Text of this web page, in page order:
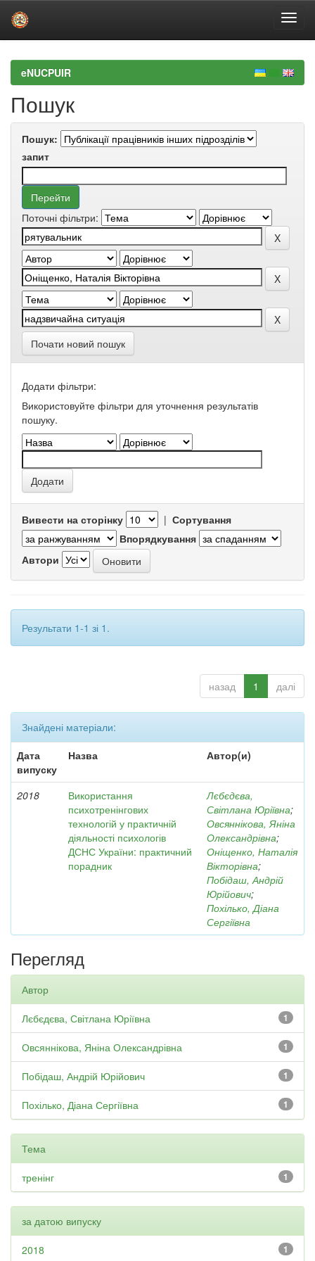
navigationeNUCPUIR
Пошук
Пошук:
запит
Поточні фільтри:
Почати новий пошук
Додати фільтри:
Використовуйте фільтри для уточнення результатів
пошуку.
Вивести на сторінку | Сортування
Впорядкування
Автори
Результати 1-1 зі 1.
назад 1 далі
Знайдені матеріали:
Дата
випуску
Назва Автор(и)
2018
Використання
психотренінгових
технологій у практичній
діяльності психологів
ДСНС України: практичний
порадник
Лєбєдєва,
Світлана Юріївна;
Овсяннікова, Яніна
Олександрівна;
Оніщенко, Наталія
Вікторівна;
Побідаш, Андрій
Юрійович;
Похілько, Діана
Сергіївна
Перегляд
Автор
1
Лєбєдєва, Світлана Юріївна
1
Овсяннікова, Яніна Олександрівна
1
Побідаш, Андрій Юрійович
1
Похілько, Діана Сергіївна
Тема
1
тренінг
за датою випуску
1
2018